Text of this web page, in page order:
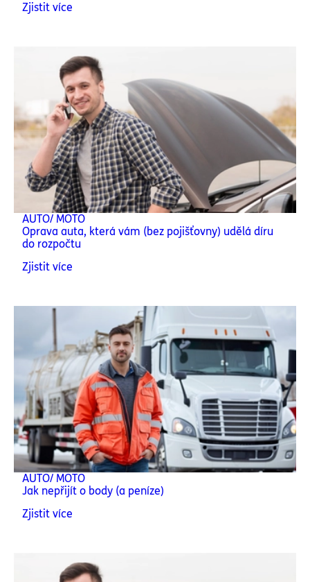
Zjistit více
AUTO/ MOTO
Oprava auta, která vám (bez pojišťovny) udělá díru
do rozpočtu
Zjistit více
AUTO/ MOTO
Jak nepřijít o body (a peníze)
Zjistit více